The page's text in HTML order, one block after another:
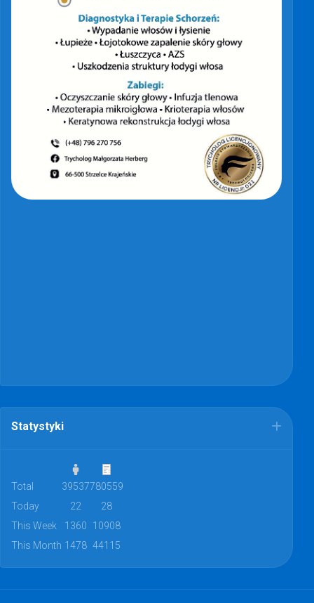
Statystyki
Total 39537780559
Today
22
28
This Week
1360
10908
This Month 1478 44115